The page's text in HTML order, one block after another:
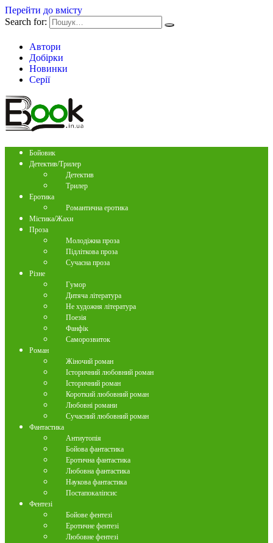
Перейти до вмісту
Search for:
Автори
Добірки
Новинки
Серії
Бойовик
Детектив/Трилер
Детектив
Трилер
Еротика
Романтична еротика
Містика/Жахи
Проза
Молодіжна проза
Підліткова проза
Сучасна проза
Різне
Гумор
Дитяча література
Не художня література
Поезія
Фанфік
Саморозвиток
Роман
Жіночий роман
Історичний любовний роман
Історичний роман
Короткий любовний роман
Любовні романи
Сучасний любовний роман
Фантастика
Антиутопія
Бойова фантастика
Еротична фантастика
Любовна фантастика
Наукова фантастика
Постапокаліпсис
Фентезі
Бойове фентезі
Еротичне фентезі
Любовне фентезі